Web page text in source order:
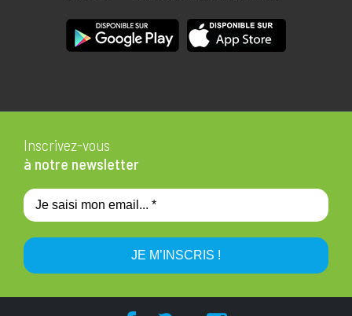
Inscrivez-vous
à notre newsletter